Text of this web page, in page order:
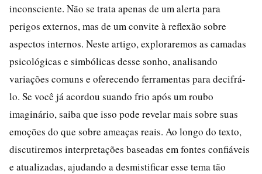
inconsciente. Não se trata apenas de um alerta para
perigos externos, mas de um convite à reflexão sobre
aspectos internos. Neste artigo, exploraremos as camadas
psicológicas e simbólicas desse sonho, analisando
variações comuns e oferecendo ferramentas para decifrá-
lo. Se você já acordou suando frio após um roubo
imaginário, saiba que isso pode revelar mais sobre suas
emoções do que sobre ameaças reais. Ao longo do texto,
discutiremos interpretações baseadas em fontes confiáveis
e atualizadas, ajudando a desmistificar esse tema tão